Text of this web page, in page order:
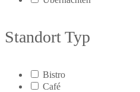
Standort Typ
Bistro
Café